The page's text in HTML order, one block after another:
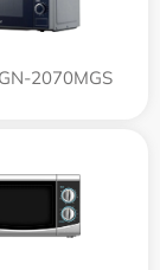
2070MGS